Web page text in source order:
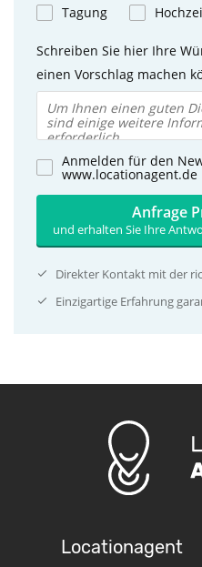
Tagung
Schreiben Sie hier Ihre
einen Vorschlag machen
Anmelden für den
www.locationagent.de
Anfrage
und erhalten Sie Ihre
Direkter Kontakt mit der
Einzigartige Erfahrung
Locationagent